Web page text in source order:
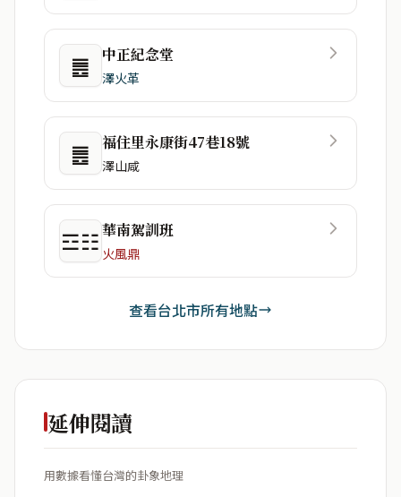
䷌ 中正紀念堂
澤火革
䷌ 福住里永康街47巷18號
澤山咸
☲☷華南駕訓班
火風鼎
查看台北市所有地點
延伸閱讀
用數據看懂台灣的卦象地理